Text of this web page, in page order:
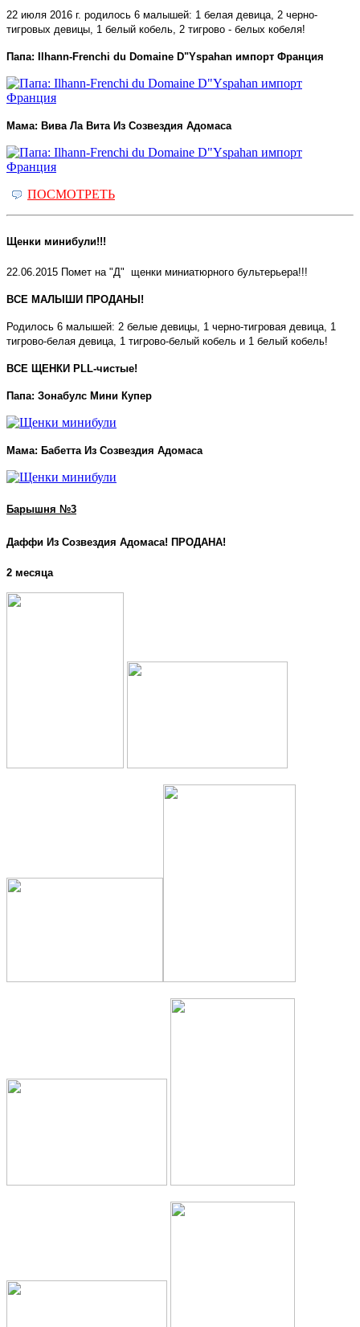
22 июля 2016 г. родилось 6 малышей: 1 белая девица, 2 черно-
тигровых девицы, 1 белый кобель, 2 тигрово - белых кобеля!
Папа: Ilhann-Frenchi du Domaine D"Yspahan импорт Франция
Мама: Вива Ла Вита Из Созвездия Адомаса
ПОСМОТРЕТЬ
Щенки минибули!!!
22.06.2015 Помет на "Д" щенки миниатюрного бультерьера!!!
ВСЕ МАЛЫШИ ПРОДАНЫ!
Родилось 6 малышей: 2 белые девицы, 1 черно-тигровая девица, 1
тигрово-белая девица, 1 тигрово-белый кобель и 1 белый кобель!
ВСЕ ЩЕНКИ PLL-чистые!
Папа: Зонабулс Мини Купер
Мама: Бабетта Из Созвездия Адомаса
Барышня №3
Даффи Из Созвездия Адомаса! ПРОДАНА!
2 месяца